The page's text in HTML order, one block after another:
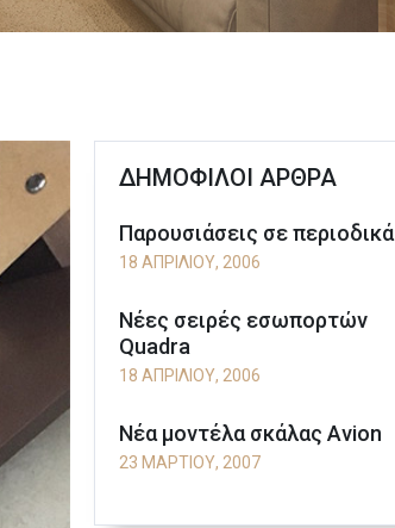
ΔΗΜΟΦΙΛΟΙ ΑΡΘΡΑ
Παρουσιάσεις σε περιοδικά
18 ΑΠΡΙΛΊΟΥ, 2006
Νέες σειρές εσωπορτών
Quadra
18 ΑΠΡΙΛΊΟΥ, 2006
Νέα μοντέλα σκάλας Avion
23 ΜΑΡΤΊΟΥ, 2007